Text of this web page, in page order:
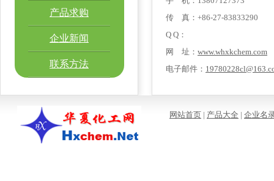
产品求购
企业新闻
联系方法
传 真：+86-27-83833290
Q Q：
网 址： www.whxkchem.com
电子邮件：
网站首页 | 产品大全 | 企业名